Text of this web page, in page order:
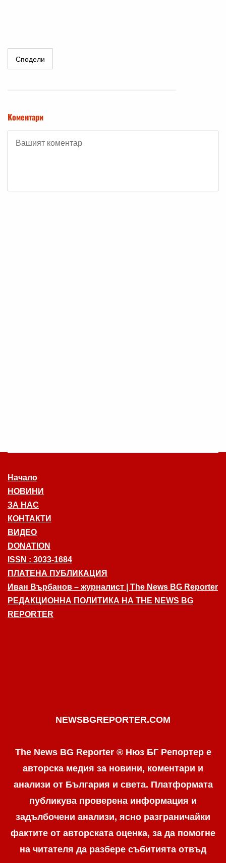
Сподели
Коментари
Начало
НОВИНИ
ЗА НАС
КОНТАКТИ
ВИДЕО
DONATION
ISSN : 3033-1684
ПЛАТЕНА ПУБЛИКАЦИЯ
Иван Върбанов – журналист | The News BG Reporter
РЕДАКЦИОННА ПОЛИТИКА НА THE NEWS BG
REPORTER
NEWSBGREPORTER.COM
The News BG Reporter ® Нюз БГ Репортер е
авторска медия за новини, коментари и
анализи от България и света. Платформата
публикува проверена информация и
задълбочени анализи, ясно разграничaйки
фактите от авторската оценка, за да помогне
на читателя да разбере събитията отвъд